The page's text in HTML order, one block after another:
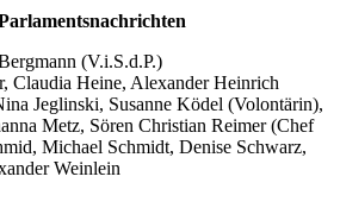
(V.i.S.d.P.)
Claudia Heine, Alexander Heinrich
Jeglinski, Susanne Ködel (Volontärin),
Metz, Sören Christian Reimer (Chef
Michael Schmidt, Denise Schwarz,
Weinlein